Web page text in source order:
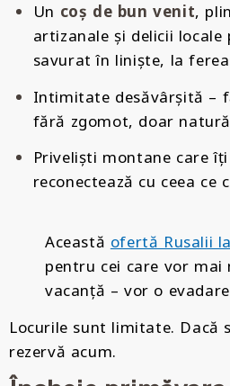
Un coș de bun venit,
artizanale și delicii
savurat în liniște, la
Intimitate desăvârșită –
fără zgomot, doar
Priveliști montane care
reconectează cu ceea ce
Această ofertă Rusalii
pentru cei care vor mai
vacanță – vor o
Locurile sunt limitate. Dacă
rezervă acum.